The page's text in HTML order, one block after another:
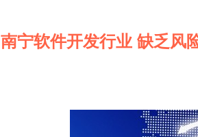
南宁软件开发行业 缺乏风